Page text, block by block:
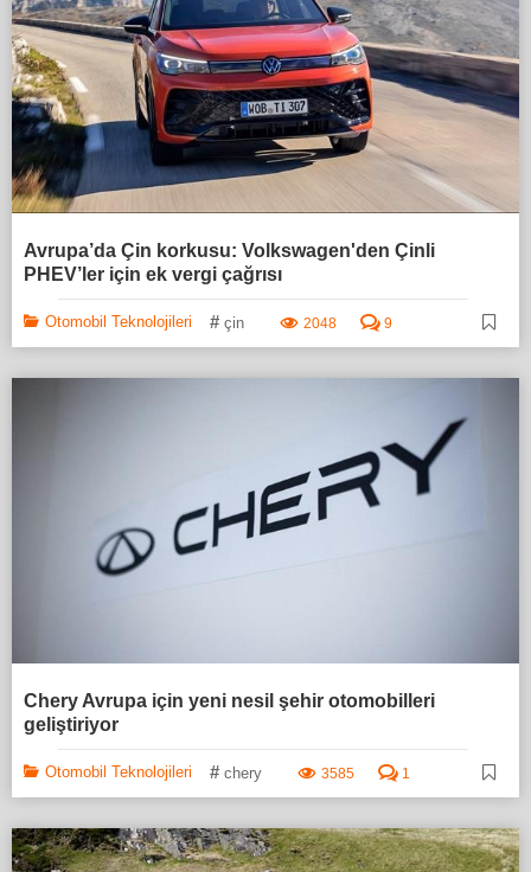
Avrupa’da Çin korkusu: Volkswagen'den Çinli
PHEV’ler için ek vergi çağrısı
Otomobil Teknolojileri # çin 2048 9
Chery Avrupa için yeni nesil şehir otomobilleri
geliştiriyor
Otomobil Teknolojileri # chery 3585 1